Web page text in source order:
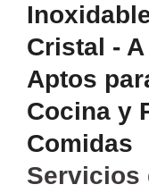
Cristal -
Aptos
Cocina y
Comidas
Servicios